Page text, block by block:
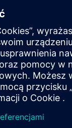
sei in grado di
4.0 e